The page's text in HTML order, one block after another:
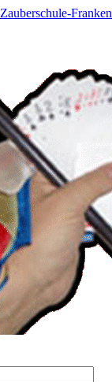
Zauberschule-Franken